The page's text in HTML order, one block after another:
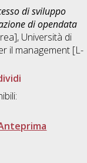
di sviluppo
di opendata
Università di
il management [L-